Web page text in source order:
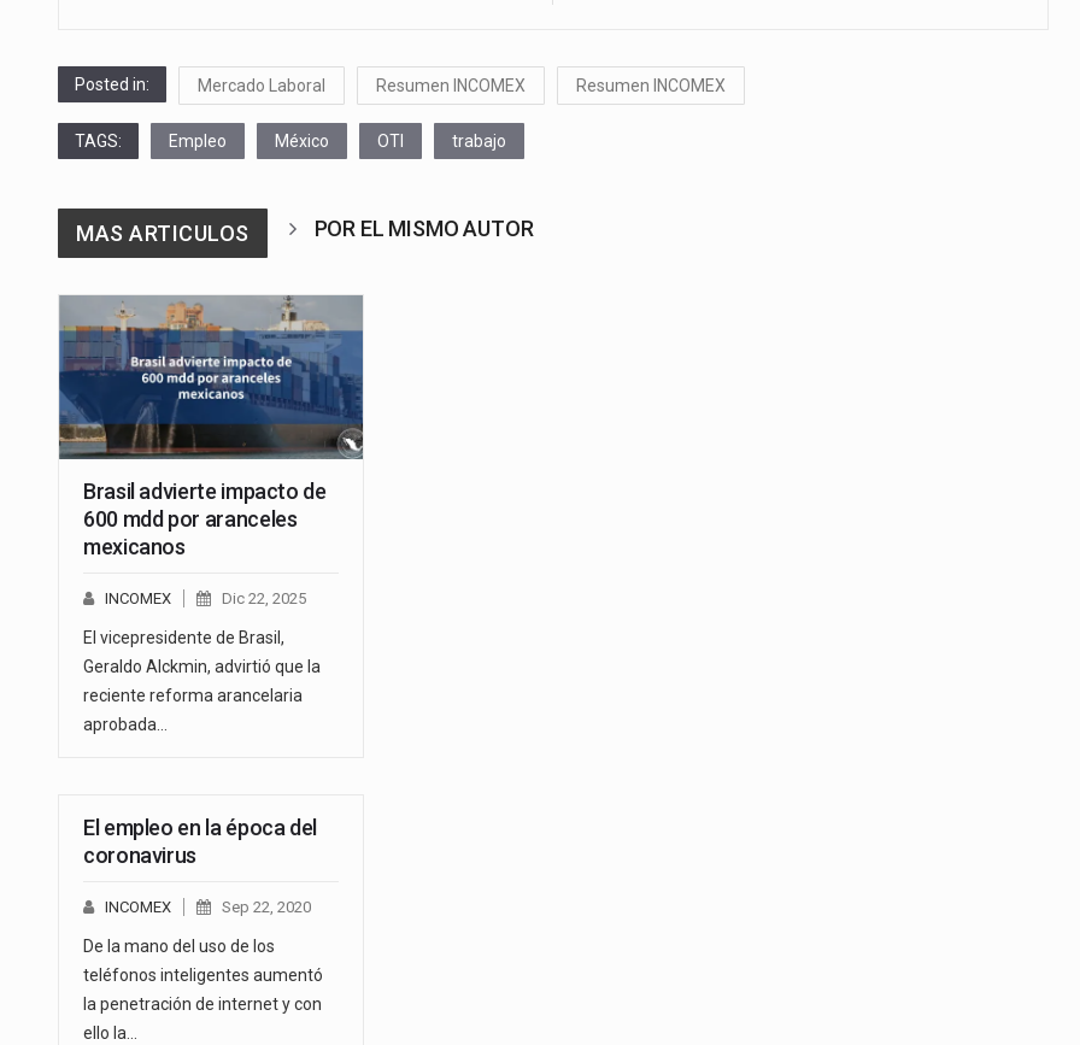
Posted in: Mercado Laboral Resumen INCOMEX Resumen INCOMEX
TAGS: Empleo México OTI trabajo
MAS ARTICULOS POR EL MISMO AUTOR
Brasil advierte impacto de
600 mdd por aranceles
mexicanos
INCOMEX Dic 22, 2025
El vicepresidente de Brasil,
Geraldo Alckmin, advirtió que la
reciente reforma arancelaria
aprobada…
El empleo en la época del
coronavirus
INCOMEX Sep 22, 2020
De la mano del uso de los
teléfonos inteligentes aumentó
la penetración de internet y con
ello la…